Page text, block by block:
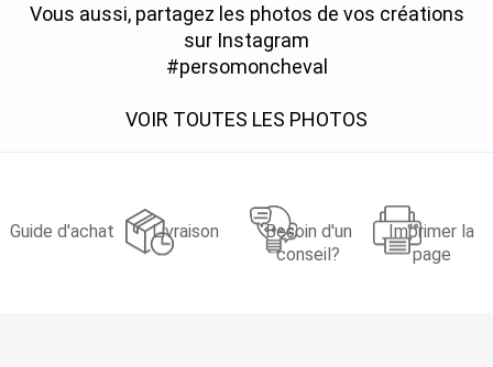
Vous aussi, partagez les photos de vos créations
sur Instagram
#persomoncheval
VOIR TOUTES LES PHOTOS
Guide d'achat Livraison
Besoin d'un
conseil?
Imprimer la
page